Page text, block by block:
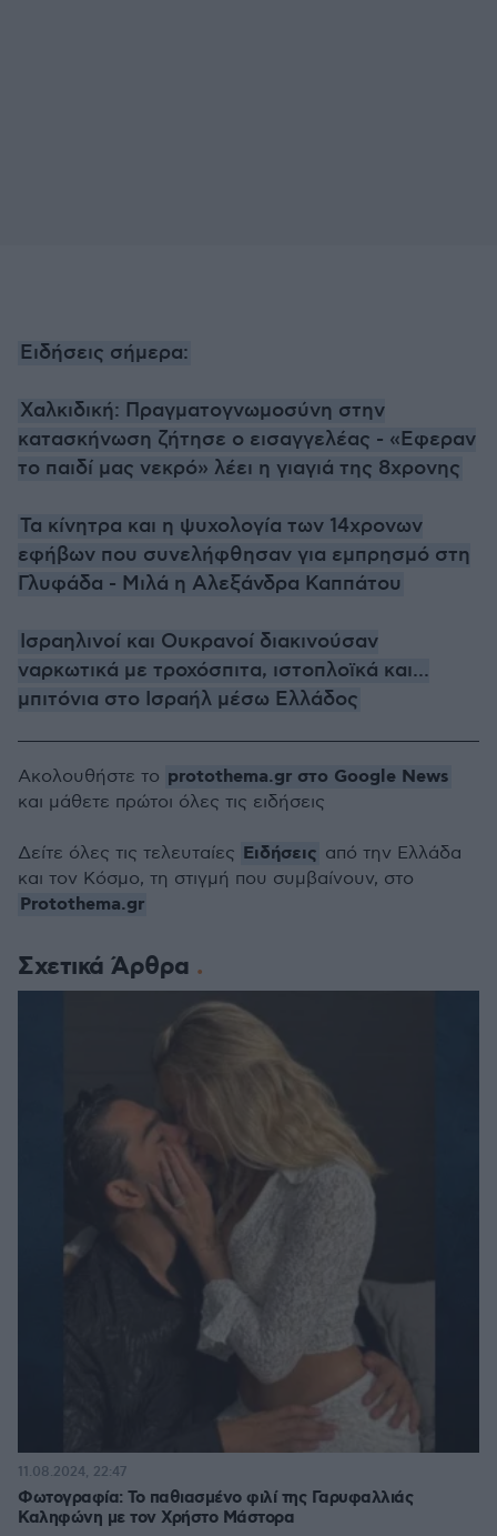
Ειδήσεις σήμερα:
Χαλκιδική: Πραγματογνωμοσύνη στην
κατασκήνωση ζήτησε ο εισαγγελέας - «Εφεραν
το παιδί μας νεκρό» λέει η γιαγιά της 8χρονης
Τα κίνητρα και η ψυχολογία των 14χρονων
εφήβων που συνελήφθησαν για εμπρησμό στη
Γλυφάδα - Μιλά η Αλεξάνδρα Καππάτου
Ισραηλινοί και Ουκρανοί διακινούσαν
ναρκωτικά με τροχόσπιτα, ιστοπλοϊκά και...
μπιτόνια στο Ισραήλ μέσω Ελλάδος
Σχετικά Άρθρα
Φωτογραφία: Το παθιασμένο φιλί της Γαρυφαλλιάς
Καληφώνη με τον Χρήστο Μάστορα
11.08.2024, 22:47
Ακολουθήστε το protothema.gr στο Google News
και μάθετε πρώτοι όλες τις ειδήσεις
Δείτε όλες τις τελευταίες Ειδήσεις από την Ελλάδα
και τον Κόσμο, τη στιγμή που συμβαίνουν, στο
Protothema.gr